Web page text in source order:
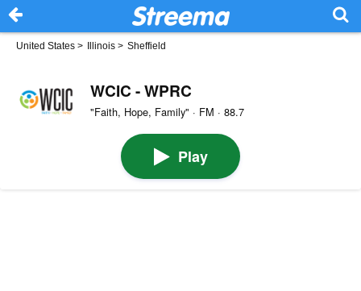
United States > Illinois > Sheffield
WCIC - WPRC
"Faith, Hope, Family" · FM · 88.7
Play